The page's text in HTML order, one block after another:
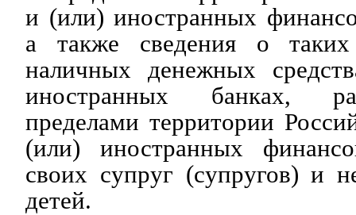
и (или) иностранных
а также сведения о таких
наличных денежных
иностранных банках,
пределами территории
(или) иностранных
своих супруг (супругов) и
детей.